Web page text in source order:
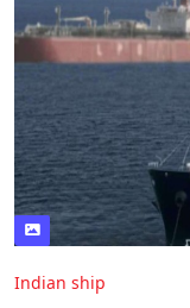
Indian ship